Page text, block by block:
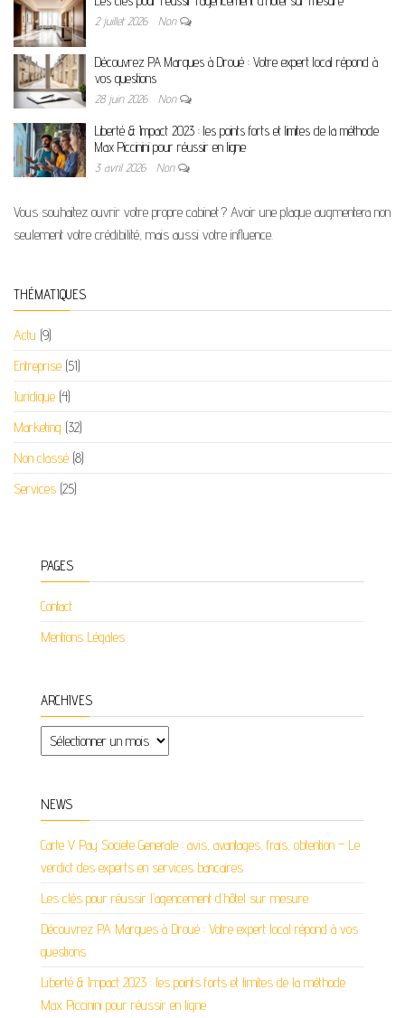
2 juillet 2026 Non
Découvrez PA Marques à Droué : Votre expert local répond à
vos questions
28 juin 2026 Non
Liberté & Impact 2023 : les points forts et limites de la méthode
Max Piccinini pour réussir en ligne
3 avril 2026 Non
Vous souhaitez ouvrir votre propre cabinet ? Avoir une plaque augmentera non
seulement votre crédibilité, mais aussi votre influence.
THÉMATIQUES
Actu (9)
Entreprise (51)
Juridique (4)
Marketing (32)
Non classé (8)
Services (25)
PAGES
Contact
Mentions Légales
ARCHIVES
Archives
NEWS
Carte V Pay Societe Generale : avis, avantages, frais, obtention – Le
verdict des experts en services bancaires
Les clés pour réussir l’agencement d’hôtel sur mesure
Découvrez PA Marques à Droué : Votre expert local répond à vos
questions
Liberté & Impact 2023 : les points forts et limites de la méthode
Max Piccinini pour réussir en ligne